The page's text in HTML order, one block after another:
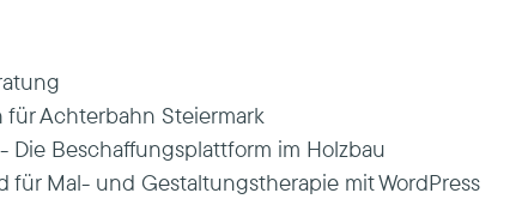
für Achterbahn Steiermark
Die Beschaffungsplattform im Holzbau
für Mal- und Gestaltungstherapie mit WordPress